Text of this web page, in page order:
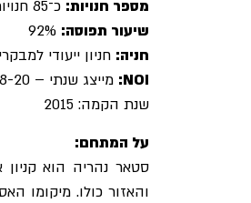
מספר חנויות: כ־85 חנויות ושטחי מסחר
שיעור תפוסה:
חניה: חניון ייעודי
NOI: מייצג שנתי – 18-20 מיליון ש״ח
שנת הקמה: 2015
על המתחם:
סטאר נהריה הוא
והאזור כולו. מיקומו